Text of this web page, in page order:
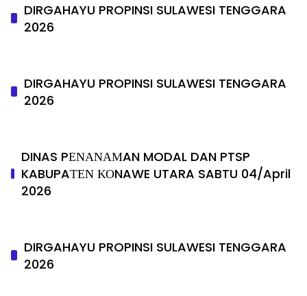
DIRGAHAYU PROPINSI SULAWESI TENGGARA
2026
DIRGAHAYU PROPINSI SULAWESI TENGGARA
2026
DINAS PΕΝΑΝΑΜAN MODAL DAN PTSP
KABUPAΤΕΝ ΚΟNAWE UTARA SABTU 04/April
2026
DIRGAHAYU PROPINSI SULAWESI TENGGARA
2026